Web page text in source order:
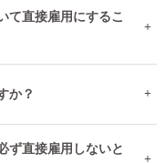
て直接雇用にするこ
か？
ず直接雇用しないと